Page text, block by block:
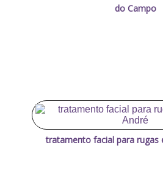
do Campo
tratamento facial para rugas